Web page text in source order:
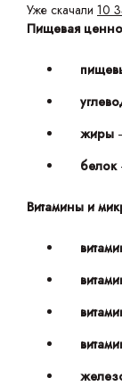
Уже скачали 10
Пищевая
жиры
белок
Витамины и